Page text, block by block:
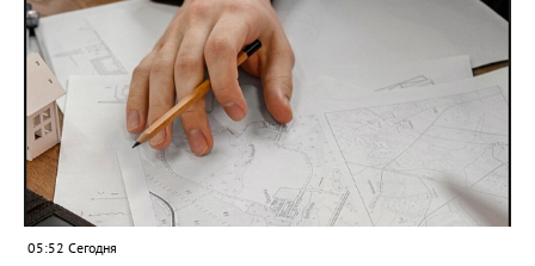
лишним тысячи человек. Почти 89 тысяч за это время решили
запрет отозвать. При этом, утверждают аналитики бюро,
примерно каждый пятый из тех, кто установил самозапрет,
никогда кредиты не брал, столько же погасили долги недавно,
а больше половины имеют долговые обязательства сейчас.
05:52 Сегодня